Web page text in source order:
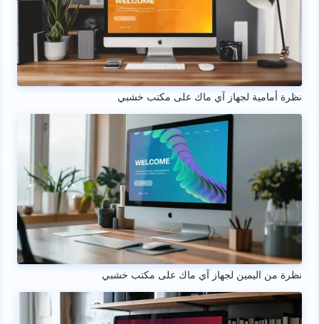
نظرة أمامية لجهاز آي ماك على مكتب خشبي
نظرة من اليمين لجهاز آي ماك على مكتب خشبي